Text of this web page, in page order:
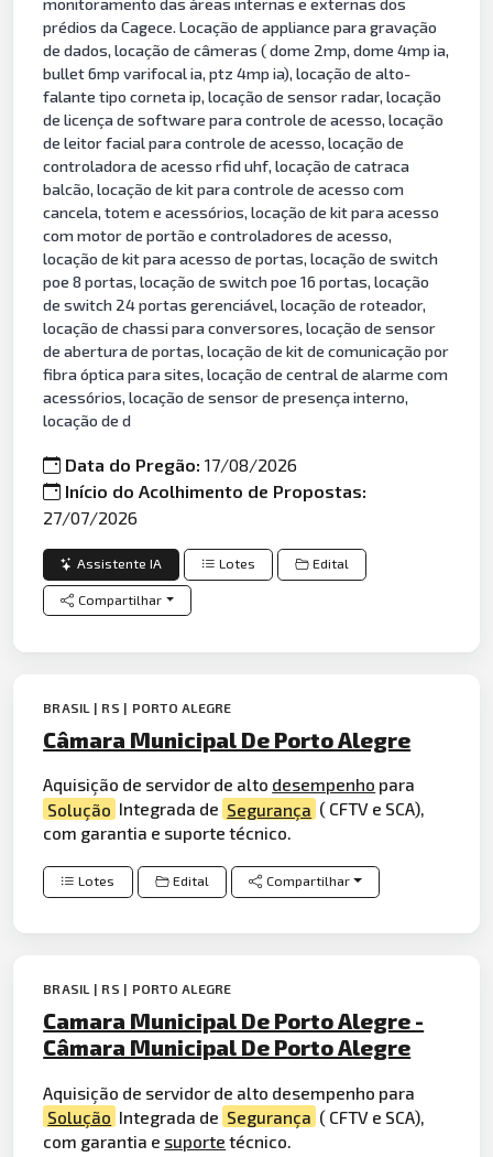
prédios da Cagece. Locação de appliance para gravação
de dados, locação de câmeras ( dome 2mp, dome 4mp ia,
bullet 6mp varifocal ia, ptz 4mp ia), locação de alto-
falante tipo corneta ip, locação de sensor radar, locação
de licença de software para controle de acesso, locação
de leitor facial para controle de acesso, locação de
controladora de acesso rfid uhf, locação de catraca
balcão, locação de kit para controle de acesso com
cancela, totem e acessórios, locação de kit para acesso
com motor de portão e controladores de acesso,
locação de kit para acesso de portas, locação de switch
poe 8 portas, locação de switch poe 16 portas, locação
de switch 24 portas gerenciável, locação de roteador,
locação de chassi para conversores, locação de sensor
de abertura de portas, locação de kit de comunicação por
fibra óptica para sites, locação de central de alarme com
acessórios, locação de sensor de presença interno,
locação de d
Data do Pregão:17/08/2026
Início do Acolhimento de Propostas:
27/07/2026
Assistente IA Lotes Edital
Compartilhar
BRASIL | RS | PORTO ALEGRE
Câmara Municipal De Porto Alegre
Aquisição de servidor de alto desempenho para
Solução Integrada de Segurança ( CFTV e SCA),
com garantia e suporte técnico.
Lotes Edital Compartilhar
BRASIL | RS | PORTO ALEGRE
Camara Municipal De Porto Alegre -
Câmara Municipal De Porto Alegre
Aquisição de servidor de alto desempenho para
Solução Integrada de Segurança ( CFTV e SCA),
com garantia e suporte técnico.